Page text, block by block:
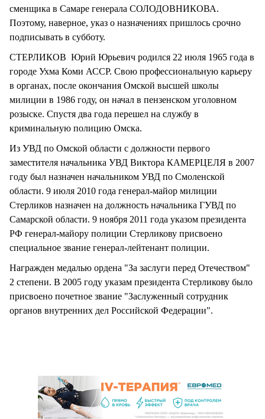
сменщика в Самаре генерала СОЛОДОВНИКОВА.
Поэтому, наверное, указ о назначениях пришлось срочно
подписывать в субботу.
СТЕРЛИКОВ Юрий Юрьевич родился 22 июля 1965 года в
городе Ухма Коми АССР. Свою профессиональную карьеру
в органах, после окончания Омской высшей школы
милиции в 1986 году, он начал в пензенском уголовном
розыске. Спустя два года перешел на службу в
криминальную полицию Омска.
Из УВД по Омской области с должности первого
заместителя начальника УВД Виктора КАМЕРЦЕЛЯ в 2007
году был назначен начальником УВД по Смоленской
области. 9 июля 2010 года генерал-майор милиции
Стерликов назначен на должность начальника ГУВД по
Самарской области. 9 ноября 2011 года указом президента
РФ генерал-майору полиции Стерликову присвоено
специальное звание генерал-лейтенант полиции.
Награжден медалью ордена "За заслуги перед Отечеством"
2 степени. В 2005 году указам президента Стерликову было
присвоено почетное звание "Заслуженный сотрудник
органов внутренних дел Российской Федерации".